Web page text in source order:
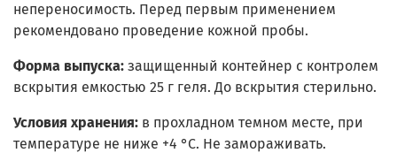
непереносимость. Перед первым применением
рекомендовано проведение кожной пробы.
Форма выпуска: защищенный контейнер с контролем
вскрытия емкостью 25 г геля. До вскрытия стерильно.
Условия хранения: в прохладном темном месте, при
температуре не ниже +4 °С. Не замораживать.